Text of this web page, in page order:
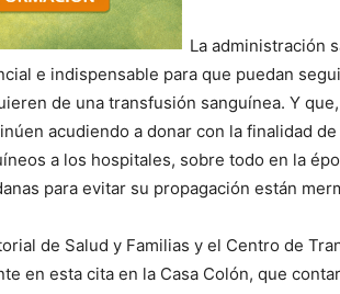
La administración
e indispensable para que puedan
de una transfusión sanguínea. Y
acudiendo a donar con la finalidad
a los hospitales, sobre todo en la
para evitar su propagación están
de Salud y Familias y el Centro de
en esta cita en la Casa Colón, que